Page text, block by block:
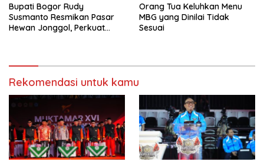
Bupati Bogor Rudy
Susmanto Resmikan Pasar
Hewan Jonggol, Perkuat
Orang Tua Keluhkan Menu
MBG yang Dinilai Tidak
Sesuai
Rekomendasi untuk kamu